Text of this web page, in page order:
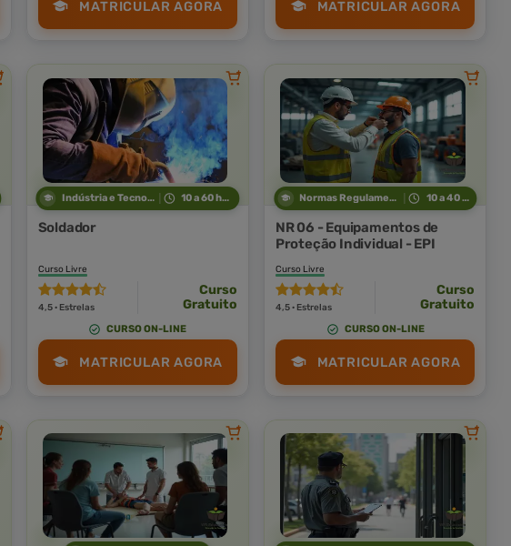
MATRICULAR AGORA MATRICULAR AGORA
Indústria e Tecnologia 10 a 60 horas
Soldador
Curso Livre
4,5 · Estrelas
Curso
Gratuito
CURSO ON-LINE
MATRICULAR AGORA
Normas Regulamentadoras 10 a 40 horas
NR 06 - Equipamentos de
Proteção Individual - EPI
Curso Livre
4,5 · Estrelas
Curso
Gratuito
CURSO ON-LINE
MATRICULAR AGORA